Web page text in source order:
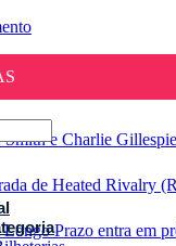
Smith e Charlie
de Heated Rivalry
Longo Prazo entra em